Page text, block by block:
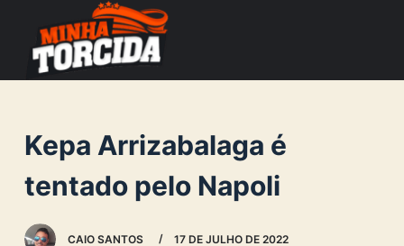
Kepa Arrizabalaga é
tentado pelo Napoli
CAIO SANTOS 17 DE JULHO DE 2022